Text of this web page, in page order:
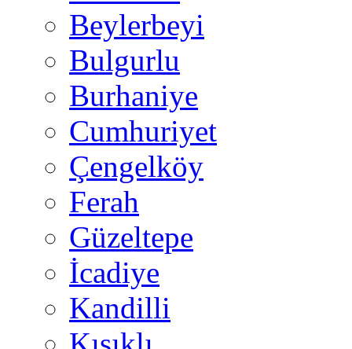
Beylerbeyi
Bulgurlu
Burhaniye
Cumhuriyet
Çengelköy
Ferah
Güzeltepe
İcadiye
Kandilli